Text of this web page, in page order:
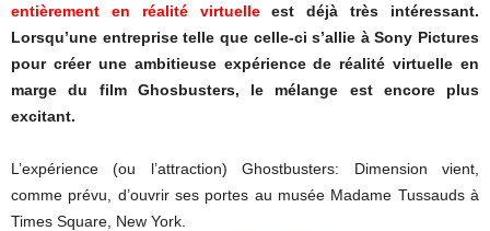
entièrement en réalité virtuelleest déjà très intéressant.
Lorsqu’une entreprise telle que celle-ci s’allie à Sony Pictures
pour créer une ambitieuse expérience de réalité virtuelle en
marge du film Ghosbusters, le mélange est encore plus
excitant.
L’expérience (ou l’attraction) Ghostbusters: Dimension vient,
comme prévu, d’ouvrir ses portes au musée Madame Tussauds à
Times Square, New York.